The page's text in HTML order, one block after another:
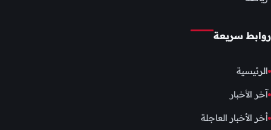
روابط سريعة
الرئيسية
آخر الأخبار
أخر الأخبار العاجلة